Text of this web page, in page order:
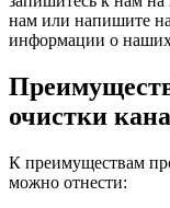
нам или напишите
информации о наших
очистки
К преимуществам
можно отнести: